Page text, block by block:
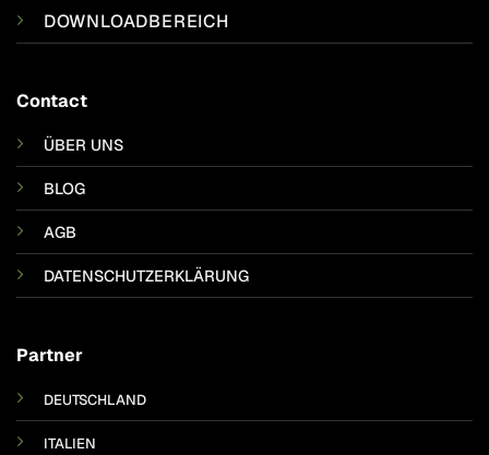
DOWNLOADBEREICH
Contact
ÜBER UNS
BLOG
AGB
DATENSCHUTZERKLÄRUNG
Partner
DEUTSCHLAND
ITALIEN